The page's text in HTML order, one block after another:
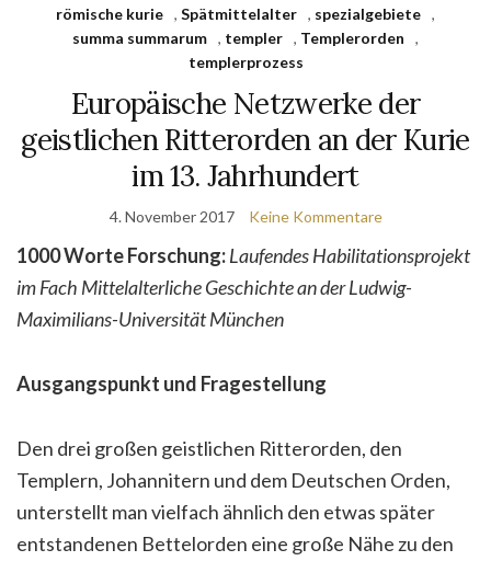
römische kurie , Spätmittelalter , spezialgebiete ,
summa summarum , templer , Templerorden
,
templerprozess
Europäische Netzwerke der
geistlichen Ritterorden an der Kurie
im 13. Jahrhundert
4. November 2017 Keine Kommentare
1000 Worte Forschung:Laufendes Habilitationsprojekt
im Fach Mittelalterliche Geschichte an der Ludwig-
Maximilians-Universität München
Ausgangspunkt und Fragestellung
Den drei großen geistlichen Ritterorden, den
Templern, Johannitern und dem Deutschen Orden,
unterstellt man vielfach ähnlich den etwas später
entstandenen Bettelorden eine große Nähe zu den